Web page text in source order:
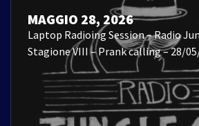
MAGGIO 28, 2026
Laptop Radioing Session – Radio
Stagione VIII – Prank calling – 28/